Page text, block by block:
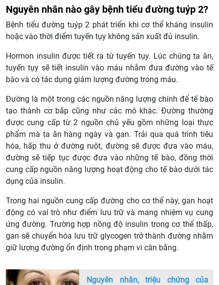
Nguyên nhân nào gây bệnh tiểu đường tuýp 2?
Bệnh tiểu đường tuýp 2 phát triển khi cơ thể kháng insulin
hoặc vào thời điểm tuyến tụy không sản xuất đủ insulin.
Hormon insulin được tiết ra từ tuyến tụy. Lúc chúng ta ăn,
tuyến tụy sẽ tiết insulin vào máu nhằm đưa đường vào tế
bào và có tác dụng giảm lượng đường trong máu.
Đường là một trong các nguồn năng lượng chính để tế bào
tạo thành cơ bắp cũng như các mô khác. Đường thường
được cung cấp từ 2 nguồn chủ yếu gồm những loại thực
phẩm mà ta ăn hàng ngày và gan. Trải qua quá trình tiêu
hóa, hấp thu ở đường ruột, đường sẽ được đưa vào máu,
đường sẽ tiếp tục được đưa vào những tế bào, đồng thời
cung cấp nguồn năng lượng hoạt động cho tế bào dưới tác
dụng của insulin.
Trong hai nguồn cung cấp đường cho cơ thể này, gan hoạt
động có vai trò như điểm lưu trữ và mang nhiệm vụ cung
ứng đường. Trường hợp nồng độ insulin trong cơ thể thấp,
gan sẽ chuyển hóa lưu trữ glycogen trở thành đường nhằm
giữ lượng đường ổn định trong phạm vi cân bằng.
Nguyên nhân, triệu chứng của